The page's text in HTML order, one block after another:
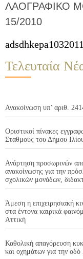
ΛΑΟΓΡΑΦΙΚΟ
15/2010
Τελευταία
Ανακοίνωση υπ’ αριθ.
Οριστικοί πίνακες
Σταθμούς του Δήμου
Ανάρτηση προσωρινών
ανακοίνωσης για την
σχολικών μονάδων,
Άμεση η επιχειρησιακή
στα έντονα καιρικά
Αττική
Καθολική απαγόρευση
και οχημάτων για την